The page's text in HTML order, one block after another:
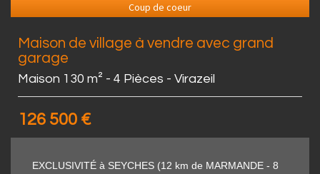
Coup de coeur
Maison de village à vendre avec grand
garage
Maison 130 m² - 4 Pièces - Virazeil
126 500 €
EXCLUSIVITÉ à SEYCHES (12 km de MARMANDE - 8